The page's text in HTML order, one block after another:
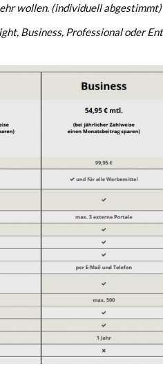
wollen. (individuell abgestimmt)
Business, Professional oder